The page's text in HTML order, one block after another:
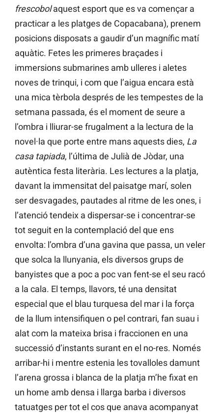
frescobolaquest esport que es va començar a
practicar a les platges de Copacabana), prenem
posicions disposats a gaudir d’un magnífic matí
aquàtic. Fetes les primeres braçades i
immersions submarines amb ulleres i aletes
noves de trinqui, i com que l’aigua encara està
una mica tèrbola després de les tempestes de la
setmana passada, és el moment de seure a
l’ombra i lliurar-se frugalment a la lectura de la
novel·la que porte entre mans aquests dies, La
casa tapiada, l’última de Julià de Jòdar, una
autèntica festa literària. Les lectures a la platja,
davant la immensitat del paisatge marí, solen
ser desvagades, pautades al ritme de les ones, i
l’atenció tendeix a dispersar-se i concentrar-se
tot seguit en la contemplació del que ens
envolta: l’ombra d’una gavina que passa, un veler
que solca la llunyania, els diversos grups de
banyistes que a poc a poc van fent-se el seu racó
a la cala. El temps, llavors, té una densitat
especial que el blau turquesa del mar i la força
de la llum intensifiquen o pel contrari, fan suau i
alat com la mateixa brisa i fraccionen en una
successió d’instants surant en el no-res. Només
arribar-hi i mentre estenia les tovalloles damunt
l’arena grossa i blanca de la platja m’he fixat en
un home amb densa i llarga barba i diversos
tatuatges per tot el cos que anava acompanyat